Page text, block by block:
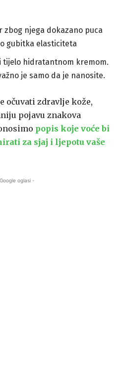
zbog njega dokazano puca
gubitka elasticiteta
tijelo hidratantnom kremom.
je samo da je nanosite.
očuvati zdravlje kože,
pojavu znakova
popis koje voće bi
za sjaj i ljepotu vaše
oglasi -